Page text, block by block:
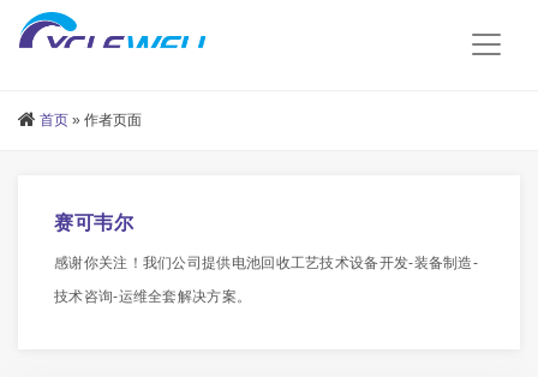
首页 » 作者页面
赛可韦尔
感谢你关注！我们公司提供电池回收工艺技术设备开发-装备制造-
技术咨询-运维全套解决方案。